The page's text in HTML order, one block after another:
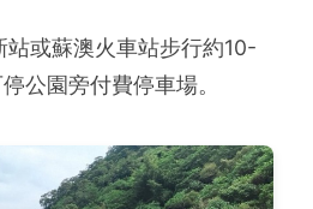
站或蘇澳火車站步行約10-
公園旁付費停車場。